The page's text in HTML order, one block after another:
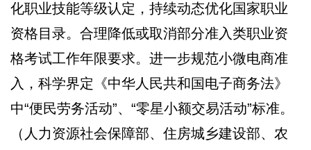
化职业技能等级认定，持续动态优化国家职业
资格目录。合理降低或取消部分准入类职业资
格考试工作年限要求。进一步规范小微电商准
入，科学界定《中华人民共和国电子商务法》
中“便民劳务活动”、“零星小额交易活动”标准。
（人力资源社会保障部、住房城乡建设部、农